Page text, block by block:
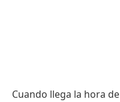
Cuando llega la hora